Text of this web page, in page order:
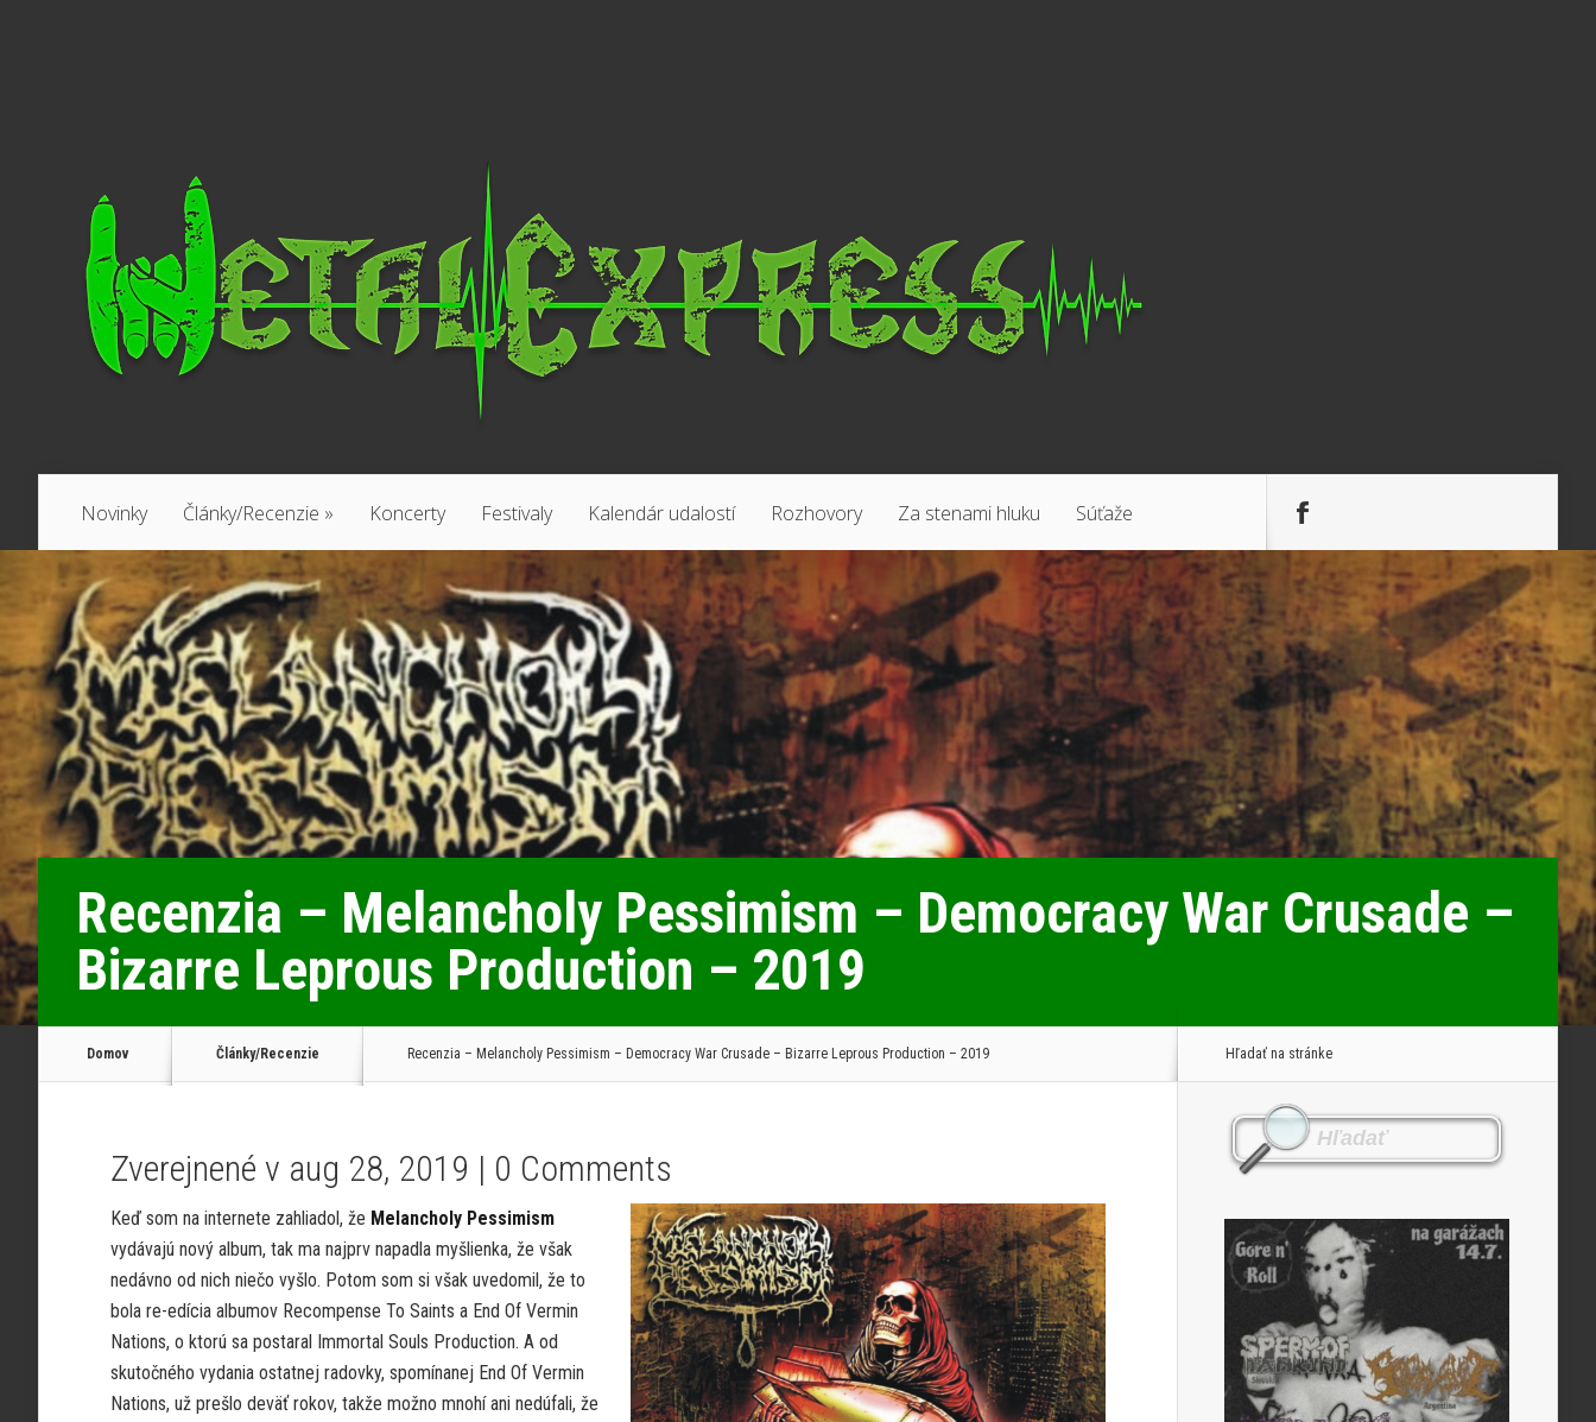
Novinky Články/Recenzie » Koncerty Festivaly Kalendár udalostí Rozhovory Za stenami hluku Súťaže
Recenzia – Melancholy Pessimism – Democracy War Crusade –
Bizarre Leprous Production – 2019
Domov Články/Recenzie Recenzia – Melancholy Pessimism – Democracy War Crusade – Bizarre Leprous Production – 2019
Zverejnené v aug 28, 2019 | 0 Comments
Keď som na internete zahliadol, že Melancholy Pessimism
vydávajú nový album, tak ma najprv napadla myšlienka, že však
nedávno od nich niečo vyšlo. Potom som si však uvedomil, že to
bola re-edícia albumov Recompense To Saints a End Of Vermin
Nations, o ktorú sa postaral Immortal Souls Production. A od
skutočného vydania ostatnej radovky, spomínanej End Of Vermin
Nations, už prešlo deväť rokov, takže možno mnohí ani nedúfali, že
Hľadať na stránke